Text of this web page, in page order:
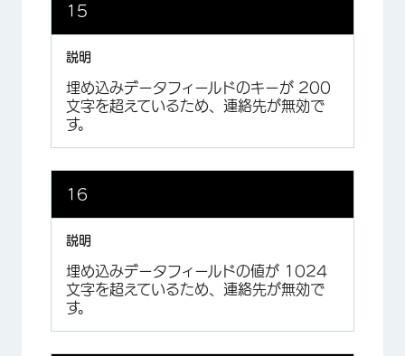
15
埋め込みデータフィールドのキーが 200
文字を超えているため、連絡先が無効で
す。
16
埋め込みデータフィールドの値が 1024
文字を超えているため、連絡先が無効で
す。